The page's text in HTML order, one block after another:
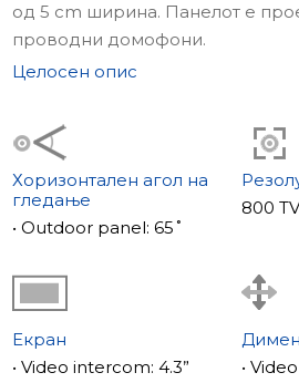
од 5 cm ширина. Панелот е
проводни домофони.
Целосен опис
Хоризонтален агол на
гледање
• Outdoor panel: 65˚
800
Екран
• Video intercom: 4.3”
•